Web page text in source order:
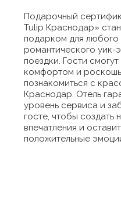
Подарочный
Tulip Краснодар»
подарком для любого
романтического уик-
поездки. Гости
комфортом и
познакомиться с
Краснодар. Отель
уровень сервиса и
госте, чтобы создать
впечатления и
положительные